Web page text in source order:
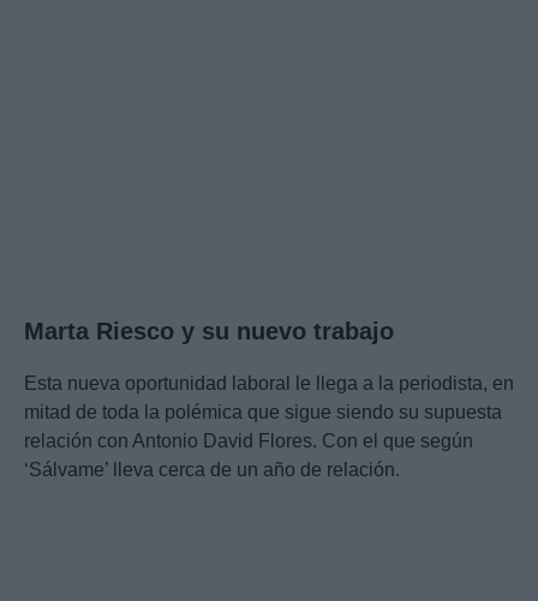
Marta Riesco y su nuevo trabajo
Esta nueva oportunidad laboral le llega a la periodista, en
mitad de toda la polémica que sigue siendo su supuesta
relación con Antonio David Flores. Con el que según
‘Sálvame’ lleva cerca de un año de relación.